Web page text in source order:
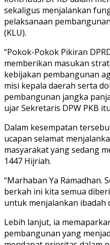
sekaligus menjalankan
pelaksanaan
(KLU).
“Pokok-Pokok Pikiran
memberikan masukan
kebijakan pembangunan
misi kepala daerah serta
pembangunan jangka
ujar Sekretaris DPW PKB
Dalam kesempatan
ucapan selamat
masyarakat yang sedang
1447 Hijriah.
“Marhaban Ya Ramadhan.
berkah ini kita semua
untuk menjalankan ibadah
Lebih lanjut, ia
pembangunan yang